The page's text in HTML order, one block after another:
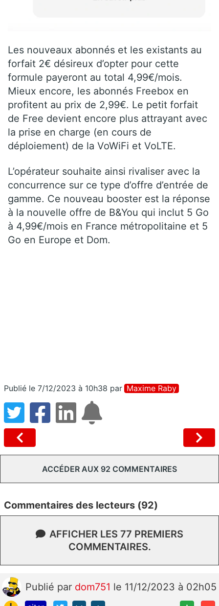
Les nouveaux abonnés et les existants au
forfait 2€ désireux d’opter pour cette
formule payeront au total 4,99€/mois.
Mieux encore, les abonnés Freebox en
profitent au prix de 2,99€. Le petit forfait
de Free devient encore plus attrayant avec
la prise en charge (en cours de
déploiement) de la VoWiFi et VoLTE.
L’opérateur souhaite ainsi rivaliser avec la
concurrence sur ce type d’offre d’entrée de
gamme. Ce nouveau booster est la réponse
à la nouvelle offre de B&You qui inclut 5 Go
à 4,99€/mois en France métropolitaine et 5
Go en Europe et Dom.
Publié le 7/12/2023 à 10h38 par Maxime Raby
ACCÉDER AUX 92 COMMENTAIRES
Commentaires des lecteurs (92)
AFFICHER LES 77 PREMIERS
COMMENTAIRES.
Publié par dom751 le 11/12/2023 à 02h05